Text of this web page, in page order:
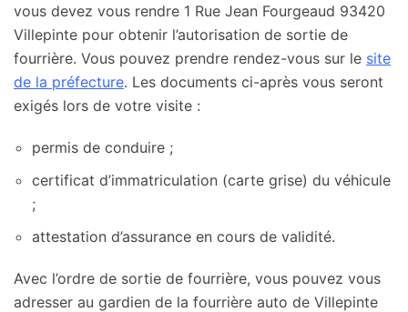
vous devez vous rendre 1 Rue Jean Fourgeaud 93420
Villepinte pour obtenir l’autorisation de sortie de
fourrière. Vous pouvez prendre rendez-vous sur le site
de la préfecture. Les documents ci-après vous seront
exigés lors de votre visite :
permis de conduire ;
certificat d’immatriculation (carte grise) du véhicule
;
attestation d’assurance en cours de validité.
Avec l’ordre de sortie de fourrière, vous pouvez vous
adresser au gardien de la fourrière auto de Villepinte